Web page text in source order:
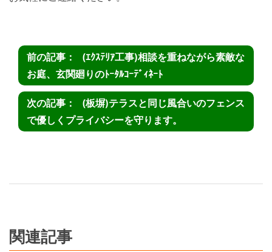
(ｴｸｽﾃﾘｱ工事)相談を重ねながら素敵な
お庭、玄関廻りのﾄｰﾀﾙｺｰﾃﾞｨﾈｰﾄ
(板塀)テラスと同じ風合いのフェンス
で優しくプライバシーを守ります。
関連記事